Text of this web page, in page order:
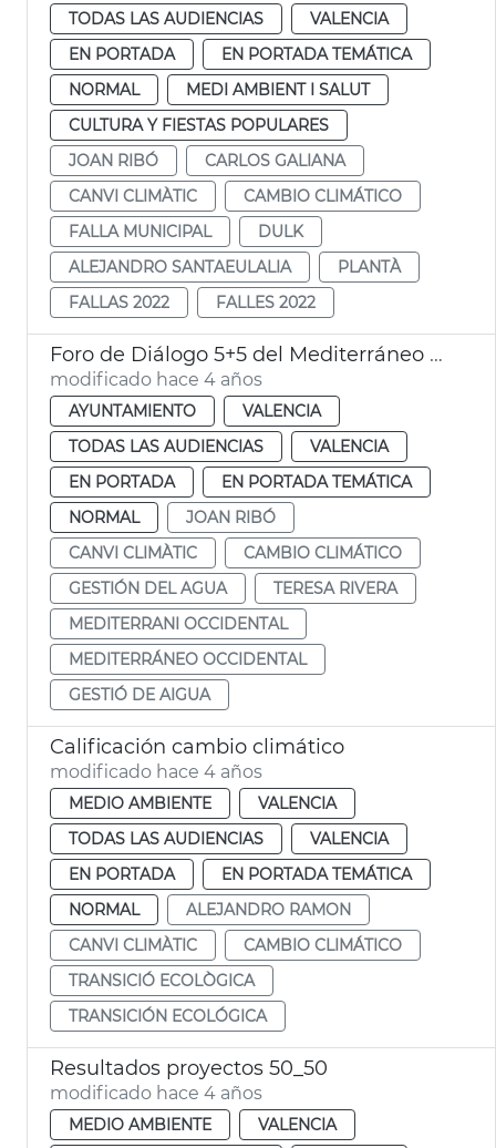
TODAS LAS AUDIENCIAS
VALENCIA
EN PORTADA
EN PORTADA TEMÁTICA
NORMAL
MEDI AMBIENT I SALUT
CULTURA Y FIESTAS POPULARES
JOAN RIBÓ
CARLOS GALIANA
CANVI CLIMÀTIC
CAMBIO CLIMÁTICO
FALLA MUNICIPAL
DULK
ALEJANDRO SANTAEULALIA
PLANTÀ
FALLAS 2022
FALLES 2022
Foro de Diálogo 5+5 del Mediterráneo Occidental
modificado hace 4 años
AYUNTAMIENTO
VALENCIA
TODAS LAS AUDIENCIAS
VALENCIA
EN PORTADA
EN PORTADA TEMÁTICA
NORMAL
JOAN RIBÓ
CANVI CLIMÀTIC
CAMBIO CLIMÁTICO
GESTIÓN DEL AGUA
TERESA RIVERA
MEDITERRANI OCCIDENTAL
MEDITERRÁNEO OCCIDENTAL
GESTIÓ DE AIGUA
Calificación cambio climático
modificado hace 4 años
MEDIO AMBIENTE
VALENCIA
TODAS LAS AUDIENCIAS
VALENCIA
EN PORTADA
EN PORTADA TEMÁTICA
NORMAL
ALEJANDRO RAMON
CANVI CLIMÀTIC
CAMBIO CLIMÁTICO
TRANSICIÓ ECOLÒGICA
TRANSICIÓN ECOLÓGICA
Resultados proyectos 50_50
modificado hace 4 años
MEDIO AMBIENTE
VALENCIA